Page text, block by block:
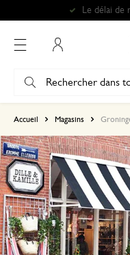
Accueil Magasins